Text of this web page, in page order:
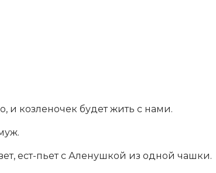
и козленочек будет жить с нами.
ест-пьет с Аленушкой из одной чашки.